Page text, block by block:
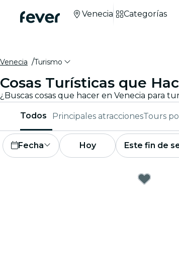
Venecia Categorías
Venecia Turismo
Cosas Turísticas que
Todos Principales atraccionesTours
Fecha Hoy Este fin de